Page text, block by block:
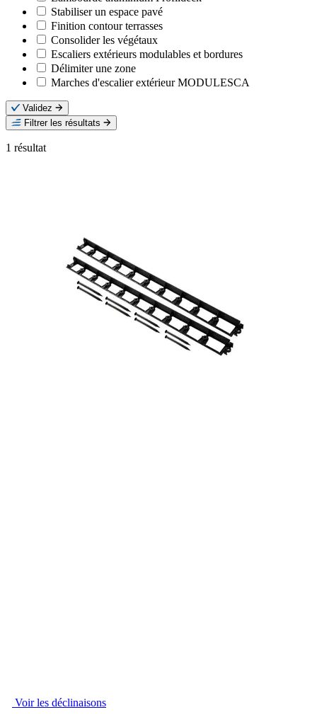
Stabiliser un espace pavé
Finition contour terrasses
Consolider les végétaux
Escaliers extérieurs modulables et bordures
Délimiter une zone
Marches d'escalier extérieur MODULESCA
Validez
Filtrer les résultats
1 résultat
Voir les déclinaisons